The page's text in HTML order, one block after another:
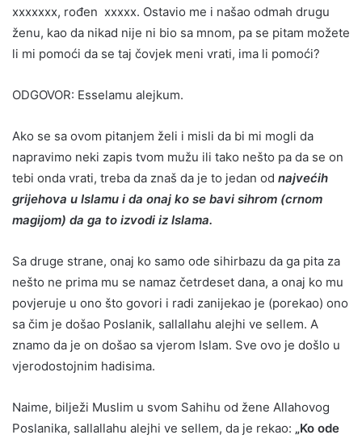
xxxxxxx, rođen xxxxx. Ostavio me i našao odmah drugu
ženu, kao da nikad nije ni bio sa mnom, pa se pitam možete
li mi pomoći da se taj čovjek meni vrati, ima li pomoći?
ODGOVOR: Esselamu alejkum.
Ako se sa ovom pitanjem želi i misli da bi mi mogli da
napravimo neki zapis tvom mužu ili tako nešto pa da se on
tebi onda vrati, treba da znaš da je to jedan od najvećih
grijehova u Islamu i da onaj ko se bavi sihrom (crnom
magijom) da ga to izvodi iz Islama.
Sa druge strane, onaj ko samo ode sihirbazu da ga pita za
nešto ne prima mu se namaz četrdeset dana, a onaj ko mu
povjeruje u ono što govori i radi zanijekao je (porekao) ono
sa čim je došao Poslanik, sallallahu alejhi ve sellem. A
znamo da je on došao sa vjerom Islam. Sve ovo je došlo u
vjerodostojnim hadisima.
Naime, bilježi Muslim u svom Sahihu od žene Allahovog
Poslanika, sallallahu alejhi ve sellem, da je rekao: „Ko ode